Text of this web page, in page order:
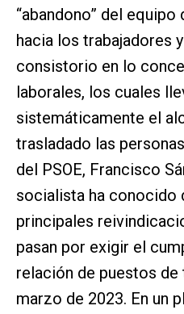
“abandono” del
hacia los trabajadores
consistorio en lo
laborales, los cuales
sistemáticamente el
trasladado las
del PSOE, Francisco
socialista ha conocido
principales
pasan por exigir el
relación de puestos de
marzo de 2023. En un